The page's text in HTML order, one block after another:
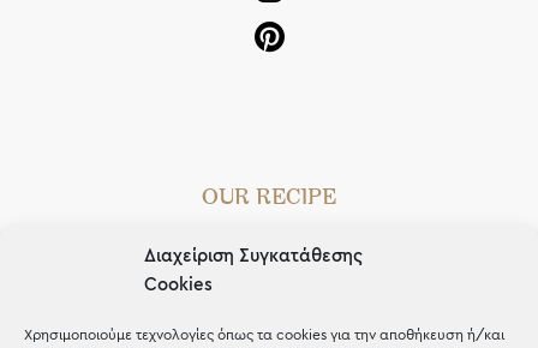
Διαχείριση Συγκατάθεσης
Cookies
Χρησιμοποιούμε τεχνολογίες όπως τα cookies για την αποθήκευση ή/και
OUR RECIPE
Gifts
Blog